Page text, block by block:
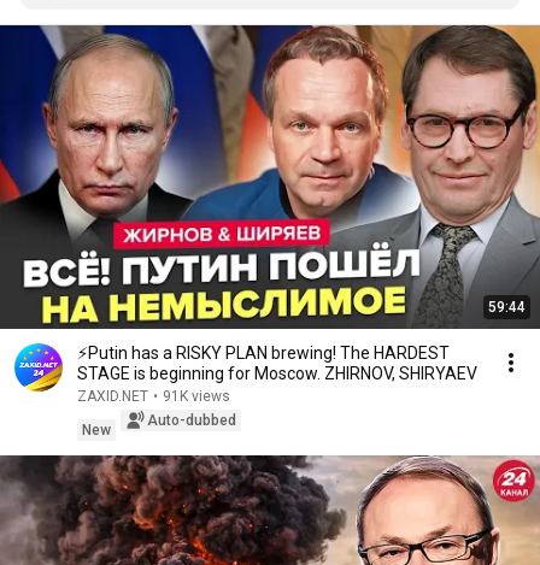
59:44
⚡️Putin has a RISKY PLAN brewing! The HARDEST
STAGE is beginning for Moscow. ZHIRNOV, SHIRYAEV
ZAXID.NET • 91K views
New
Auto-dubbed